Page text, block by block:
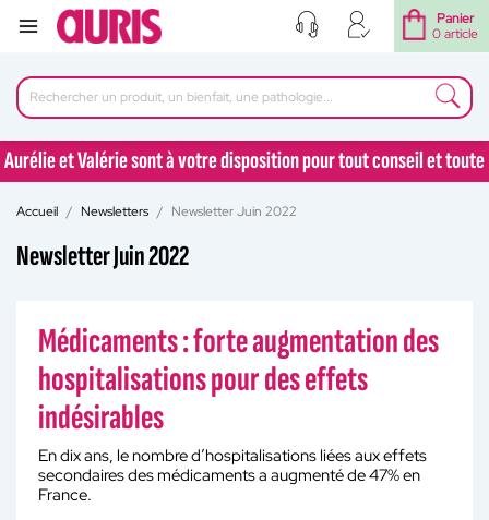
Panier
0 article
Aurélie et Valérie sont à votre disposition pour tout conseil et toute
question au 04 77 92 30 90
Aurélie et Valérie sont à votre disposition pour tout conseil et toute
question au 04 77 92 30 90
Accueil Newsletters Newsletter Juin 2022
Newsletter Juin 2022
Médicaments : forte augmentation des
hospitalisations pour des effets
indésirables
En dix ans, le nombre d’hospitalisations liées aux effets
secondaires des médicaments a augmenté de 47% en
France.